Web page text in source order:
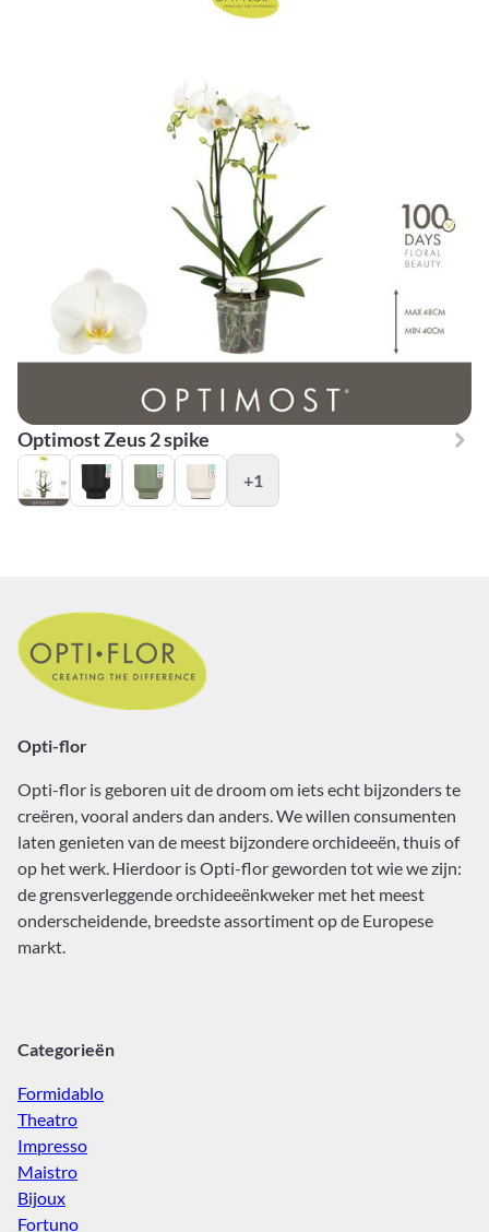
Optimost Zeus 2 spike
+1
Opti-flor
Opti-flor is geboren uit de droom om iets echt bijzonders te
creëren, vooral anders dan anders. We willen consumenten
laten genieten van de meest bijzondere orchideeën, thuis of
op het werk. Hierdoor is Opti-flor geworden tot wie we zijn:
de grensverleggende orchideeënkweker met het meest
onderscheidende, breedste assortiment op de Europese
markt.
Categorieën
Formidablo
Theatro
Impresso
Maistro
Bijoux
Fortuno